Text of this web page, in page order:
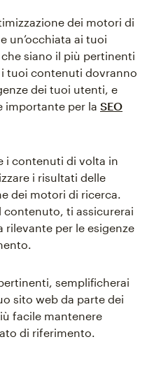
dei motori di
un’occhiata ai tuoi
siano il più pertinenti
tuoi contenuti dovranno
dei tuoi utenti, e
importante per la SEO
i contenuti di volta in
i risultati delle
dei motori di ricerca.
contenuto, ti assicurerai
per le esigenze
semplificherai
sito web da parte dei
facile mantenere
di riferimento.